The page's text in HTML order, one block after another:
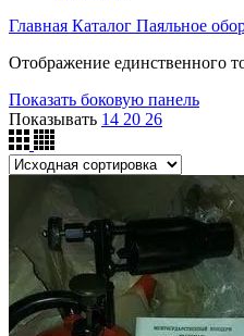
Главная Каталог Паяльное
Отображение единственного
Показать боковую панель
Показывать 14 20 26